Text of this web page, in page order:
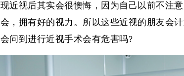
近视后其实会很懊悔，因为自己以前不注
，拥有好的视力。所以这些近视的朋友会
问到进行近视手术会有危害吗?